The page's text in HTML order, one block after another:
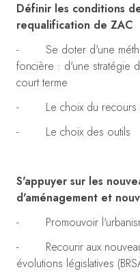
Définir les conditions
requalification de ZAC
- Se doter d'une
foncière : d'une stratégie
court terme
- Le choix du recours
- Le choix des outils
S'appuyer sur les
d'aménagement et
- Promouvoir
- Recourir aux
évolutions législatives